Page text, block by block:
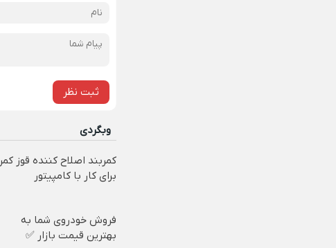
ثبت نظر
وبگردی
کمربند اصلاح کننده قوز کمر
برای کار با کامپیتور
فروش خودروی شما به
بهترین قیمت بازار ✅